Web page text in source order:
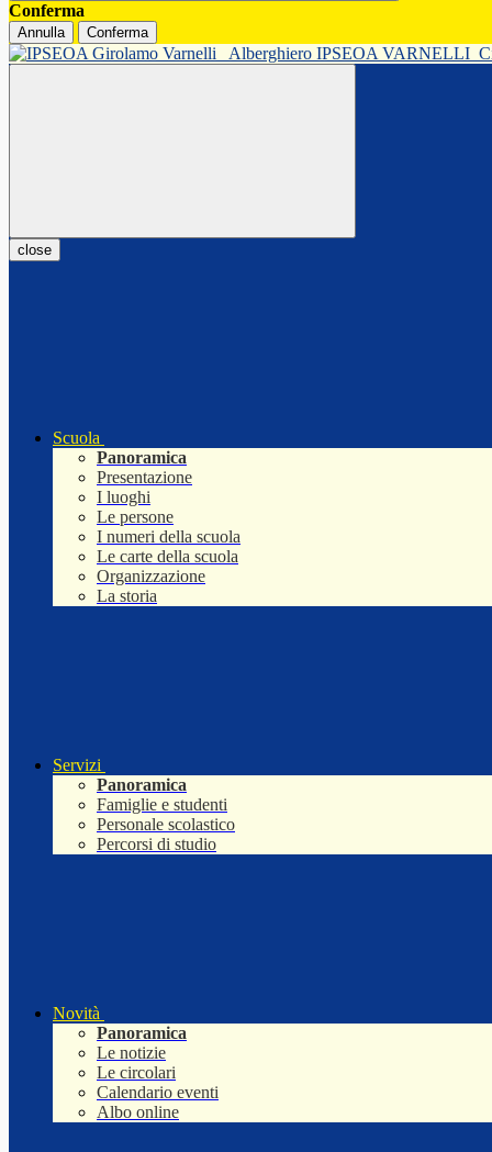
Conferma
Annulla Conferma
Alberghiero IPSEOA VARNELLI
close
Scuola
Panoramica
Presentazione
I luoghi
Le persone
I numeri della scuola
Le carte della scuola
Organizzazione
La storia
Servizi
Panoramica
Famiglie e studenti
Personale scolastico
Percorsi di studio
Novità
Panoramica
Le notizie
Le circolari
Calendario eventi
Albo online